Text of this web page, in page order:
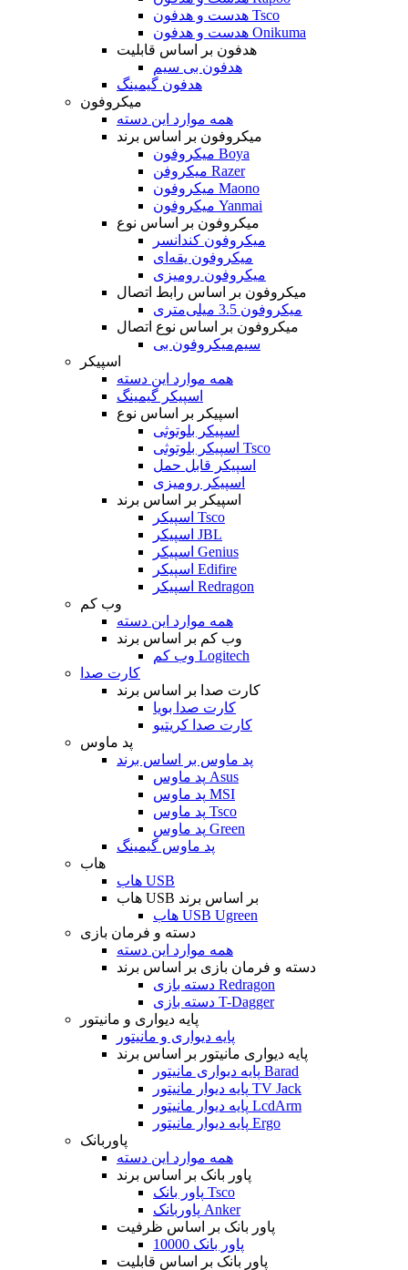
هدست و هدفون Tsco
هدست و هدفون Onikuma
هدفون بر اساس قابلیت
هدفون بی سیم
هدفون گیمینگ
میکروفون
همه موارد این دسته
میکروفون بر اساس برند
میکروفون Boya
میکروفن Razer
میکروفون Maono
میکروفون Yanmai
میکروفون بر اساس نوع
میکروفون کندانسر
میکروفون یقه‌ای
میکروفون رومیزی
میکروفون بر اساس رابط اتصال
میکروفون 3.5 میلی‌متری
میکروفون بر اساس نوع اتصال
میکروفون بی‌‎سیم
اسپیکر
همه موارد این دسته
اسپیکر گیمینگ
اسپیکر بر اساس نوع
اسپیکر بلوتوثی
اسپیکر بلوتوثی Tsco
اسپیکر قابل حمل
اسپیکر رومیزی
اسپیکر بر اساس برند
اسپیکر Tsco
اسپیکر JBL
اسپیکر Genius
اسپیکر Edifire
اسپیکر Redragon
وب کم
همه موارد این دسته
وب کم بر اساس برند
وب کم Logitech
کارت صدا
کارت صدا بر اساس برند
کارت صدا بویا
کارت صدا کریتیو
پد ماوس
پد ماوس بر اساس برند
پد ماوس Asus
پد ماوس MSI
پد ماوس Tsco
پد ماوس Green
پد ماوس گیمینگ
هاب
هاب USB
هاب USB بر اساس برند
هاب USB Ugreen
دسته و فرمان بازی
همه موارد این دسته
دسته و فرمان بازی بر اساس برند
دسته بازی Redragon
دسته بازی T-Dagger
پایه دیواری و مانیتور
پایه دیواری و مانیتور
پایه دیواری مانیتور بر اساس برند
پایه دیواری مانیتور Barad
پایه دیوار مانیتور TV Jack
پایه دیوار مانیتور LcdArm
پایه دیوار مانیتور Ergo
پاوربانک
همه موارد این دسته
پاور بانک بر اساس برند
پاور بانک Tsco
پاوربانک Anker
پاور بانک بر اساس ظرفیت
پاور بانک 10000
پاور بانک بر اساس قابلیت